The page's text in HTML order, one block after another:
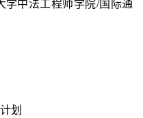
学中法工程师学院/国际通
划